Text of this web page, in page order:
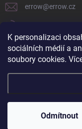
K personalizaci
sociálních médií a
soubory cookies.
Odmítnout
errow@errow.cz
explore/
Copyright 2026ERROW